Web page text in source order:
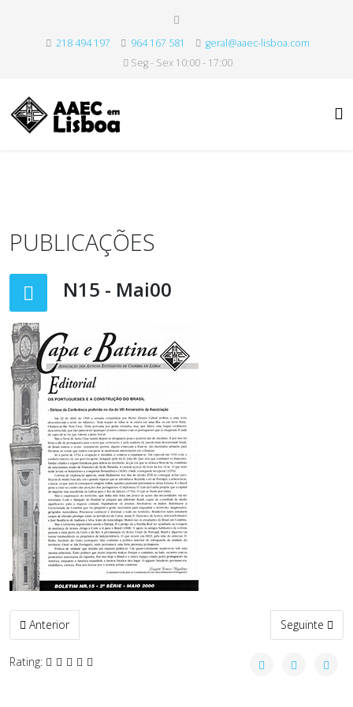
218 494 197 964 167 581
geral@aaec-lisboa.com
Seg - Sex 10:00 - 17:00
PUBLICAÇÕES
N15 - Mai00
Artigo anterior: N16 - Dez00
Anterior Artigo
Seguinte
Rating: